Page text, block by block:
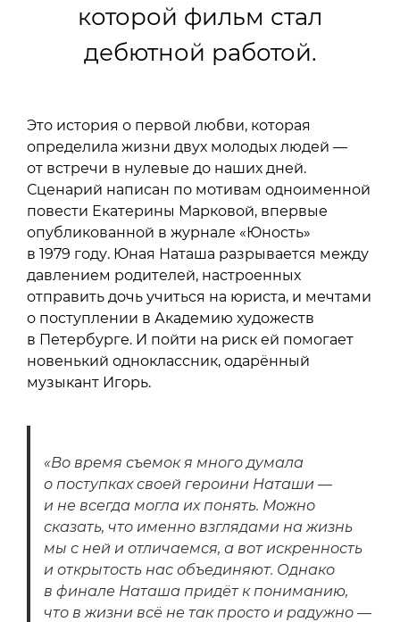
которой фильм стал
дебютной работой.
Это история о первой любви, которая
определила жизни двух молодых людей —
от встречи в нулевые до наших дней.
Сценарий написан по мотивам одноименной
повести Екатерины Марковой, впервые
опубликованной в журнале «Юность»
в 1979 году. Юная Наташа разрывается между
давлением родителей, настроенных
отправить дочь учиться на юриста, и мечтами
о поступлении в Академию художеств
в Петербурге. И пойти на риск ей помогает
новенький одноклассник, одарённый
музыкант Игорь.
«Во время съемок я много думала
о поступках своей героини Наташи —
и не всегда могла их понять. Можно
сказать, что именно взглядами на жизнь
мы с ней и отличаемся, а вот искренность
и открытость нас объединяют. Однако
в финале Наташа придёт к пониманию,
что в жизни всё не так просто и радужно —